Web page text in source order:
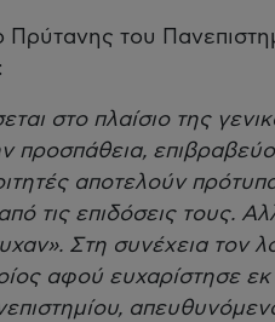
Πρύτανης του
στο πλαίσιο της
προσπάθεια,
αποτελούν
τις επιδόσεις τους.
Στη συνέχεια τον
αφού ευχαρίστησε